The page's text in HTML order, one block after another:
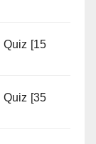
Quiz [15
Quiz [35